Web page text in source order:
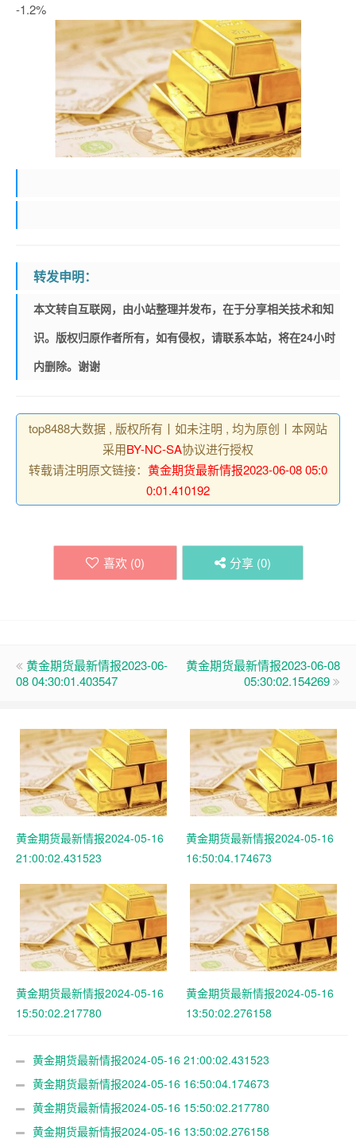
-1.2%
转发申明：
本文转自互联网，由小站整理并发布，在于分享相关技术和知
识。版权归原作者所有，如有侵权，请联系本站，将在24小时
内删除。谢谢
top8488大数据 , 版权所有丨如未注明 , 均为原创丨本网站
采用BY-NC-SA协议进行授权
转载请注明原文链接： 黄金期货最新情报2023-06-08 05:0
0:01.410192
喜欢 (0) 分享 (0)
黄金期货最新情报2023-06-
08 04:30:01.403547
黄金期货最新情报2023-06-08
05:30:02.154269
黄金期货最新情报2024-05-16
21:00:02.431523
黄金期货最新情报2024-05-16
16:50:04.174673
黄金期货最新情报2024-05-16
15:50:02.217780
黄金期货最新情报2024-05-16
13:50:02.276158
黄金期货最新情报2024-05-16 21:00:02.431523
黄金期货最新情报2024-05-16 16:50:04.174673
黄金期货最新情报2024-05-16 15:50:02.217780
黄金期货最新情报2024-05-16 13:50:02.276158